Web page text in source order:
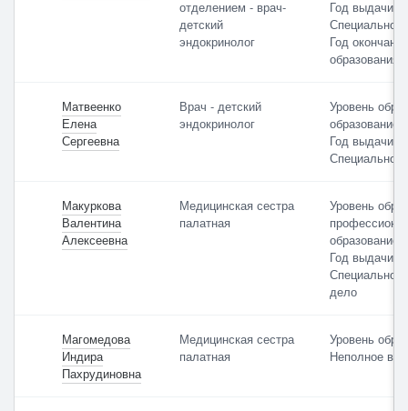
отделением - врач-
детский
эндокринолог
Год выдачи:
Год
образования:
Матвеенко
Елена
Сергеевна
Врач - детский
эндокринолог
Уровень
образование
Год выдачи:
Макуркова
Валентина
Алексеевна
Медицинская сестра
палатная
Уровень
образование
Год выдачи:
дело
Магомедова
Индира
Пахрудиновна
Медицинская сестра
палатная
Уровень
Неполное